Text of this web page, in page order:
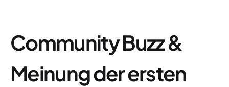
Community Buzz &
Meinung der ersten